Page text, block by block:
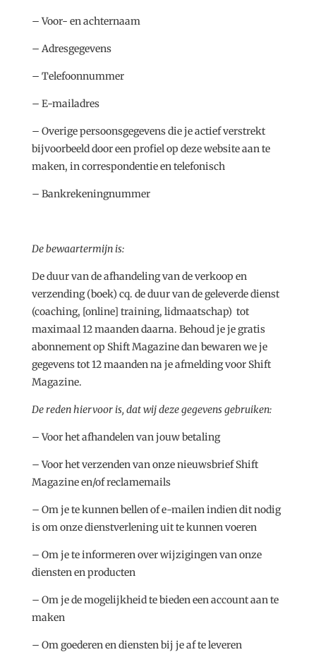
– Voor- en achternaam
– Adresgegevens
– Telefoonnummer
– E-mailadres
– Overige persoonsgegevens die je actief verstrekt
bijvoorbeeld door een profiel op deze website aan te
maken, in correspondentie en telefonisch
– Bankrekeningnummer
De bewaartermijn is:
De duur van de afhandeling van de verkoop en
verzending (boek) cq. de duur van de geleverde dienst
(coaching, [online] training, lidmaatschap) tot
maximaal 12 maanden daarna. Behoud je je gratis
abonnement op Shift Magazine dan bewaren we je
gegevens tot 12 maanden na je afmelding voor Shift
Magazine.
De reden hiervoor is, dat wij deze gegevens gebruiken:
– Voor het afhandelen van jouw betaling
– Voor het verzenden van onze nieuwsbrief Shift
Magazine en/of reclamemails
– Om je te kunnen bellen of e-mailen indien dit nodig
is om onze dienstverlening uit te kunnen voeren
– Om je te informeren over wijzigingen van onze
diensten en producten
– Om je de mogelijkheid te bieden een account aan te
maken
– Om goederen en diensten bij je af te leveren